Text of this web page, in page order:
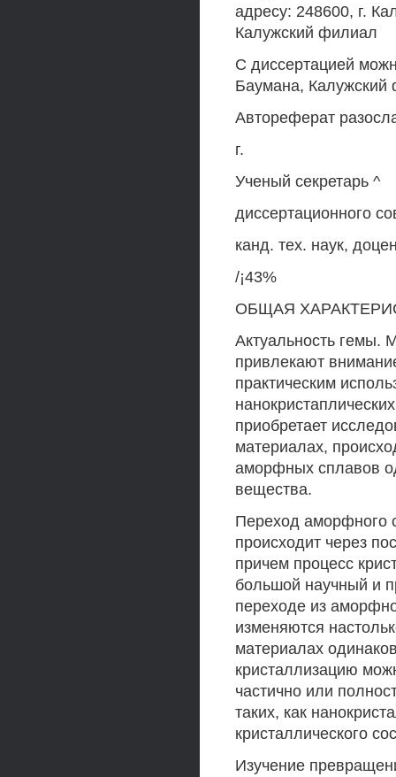
адресу: 248600, г.
Калужский филиал
С диссертацией
Баумана, Калужский
Автореферат
г.
Ученый секретарь ^
диссертационного
канд. тех. наук,
/¡43%
ОБЩАЯ
Актуальность гемы.
привлекают
практическим
приобретает
материалах,
аморфных сплавов
вещества.
Переход аморфного
происходит через
причем процесс
большой научный и
переходе из
изменяются
материалах
кристаллизацию
частично или
таких, как
кристаллического
Изучение